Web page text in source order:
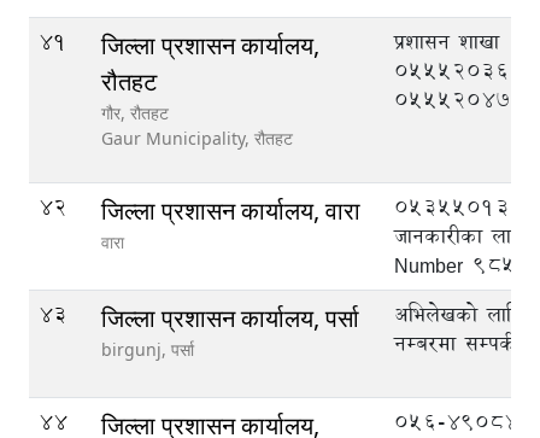
41
जिल्ला प्रशासन कार्यालय,
रौतहट
गौर, रौतहट
Gaur Municipality, रौतहट
प्रशासन शाखा
055520369,
055520470
42 जिल्ला प्रशासन कार्यालय, वारा
वारा
053550133
जानकारीका
Number
43
जिल्ला प्रशासन कार्यालय, पर्सा
birgunj, पर्सा
अभिलेखको लागि
नम्बरमा सम्पर्क
44 जिल्ला प्रशासन कार्यालय,
056-